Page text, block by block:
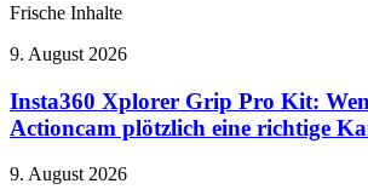
Frische Inhalte
Insta360
Grip
Pro
Kit:
aus
9. August 2026
Insta360 Xplorer Grip Pro Kit:
Actioncam plötzlich eine richtige
SUNLU
9. August 2026